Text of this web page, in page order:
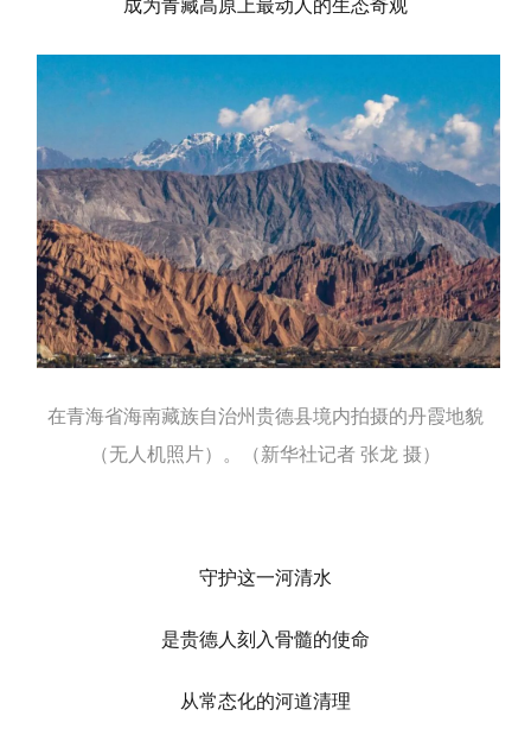
成为青藏高原上最动人的生态奇观
在青海省海南藏族自治州贵德县境内拍摄的丹霞地貌
（无人机照片）。（新华社记者 张龙 摄）
守护这一河清水
是贵德人刻入骨髓的使命
从常态化的河道清理